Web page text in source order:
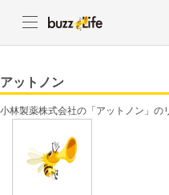
アットノン
小林製薬株式会社の「アットノン」の